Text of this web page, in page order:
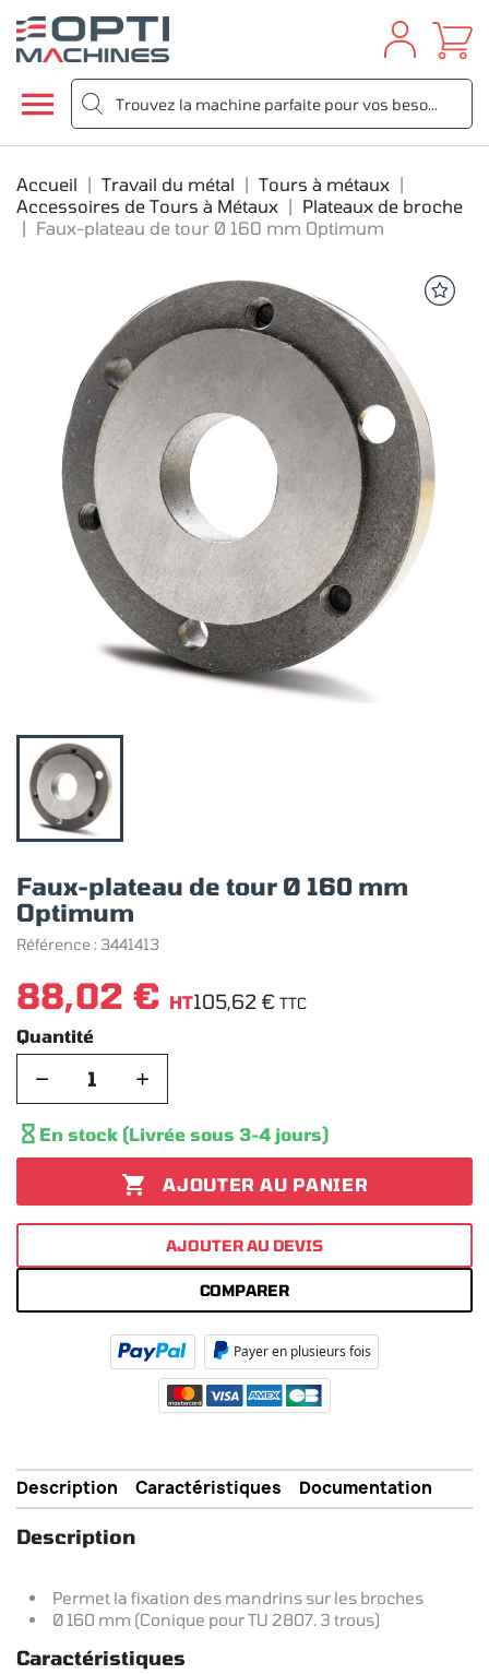

Accueil Travail du métal
Tours à métaux
Accessoires de Tours à Métaux
Plateaux de broche
Faux-plateau de tour Ø 160 mm Optimum
Faux-plateau de tour Ø 160 mm
Optimum
Référence : 3441413
88,02 € HT105,62 € TTC
Quantité
− +
 En stock (Livrée sous 3-4 jours)
 AJOUTER AU PANIER
AJOUTER AU DEVIS
COMPARER
Payer en plusieurs fois
Description Caractéristiques Documentation
Description
Permet la fixation des mandrins sur les broches
Ø 160 mm (Conique pour TU 2807. 3 trous)
Caractéristiques